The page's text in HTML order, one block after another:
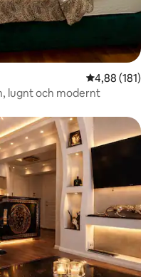
4,88 av 5 i
4,88 (181)
lugnt och modernt